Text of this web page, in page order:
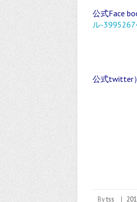
公式Face
ル-
公式twitter）
Bytss |